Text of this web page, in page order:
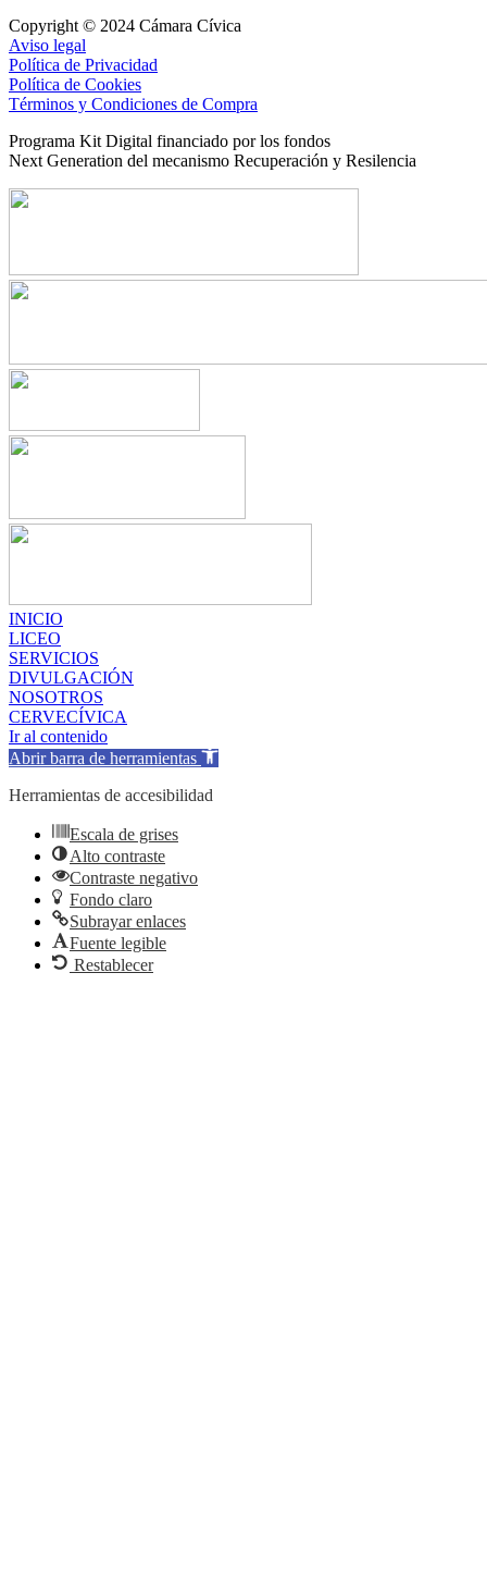
Copyright © 2024 Cámara Cívica
Aviso legal
Política de Privacidad
Política de Cookies
Términos y Condiciones de Compra
Programa Kit Digital financiado por los fondos
Next Generation del mecanismo Recuperación y Resilencia
INICIO
LICEO
SERVICIOS
DIVULGACIÓN
NOSOTROS
CERVECÍVICA
Ir al contenido
Abrir barra de herramientas
Herramientas de accesibilidad
Escala de grises
Alto contraste
Contraste negativo
Fondo claro
Subrayar enlaces
Fuente legible
Restablecer